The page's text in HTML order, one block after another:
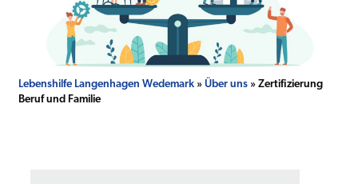
Lebenshilfe Langenhagen Wedemark »Über uns » Zertifizierung
Beruf und Familie